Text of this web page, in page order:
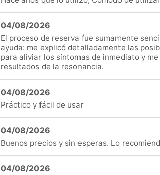
04/08/2026
El proceso de reserva fue sumamente
ayuda: me explicó detalladamente las
para aliviar los síntomas de inmediato y
resultados de la resonancia.
04/08/2026
Práctico y fácil de usar
04/08/2026
Buenos precios y sin esperas. Lo
04/08/2026